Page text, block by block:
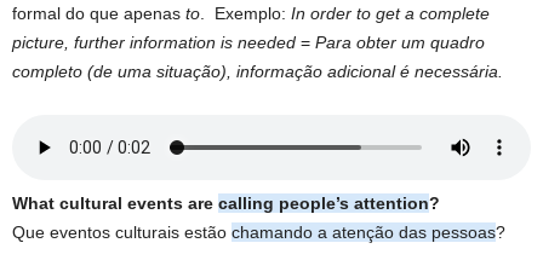
formal do que apenas to . Exemplo: In order to get a complete
picture, further information is needed = Para obter um quadro
completo (de uma situação), informação adicional é necessária.
What cultural events are calling people’s attention?
Que eventos culturais estão chamando a atenção das pessoas?